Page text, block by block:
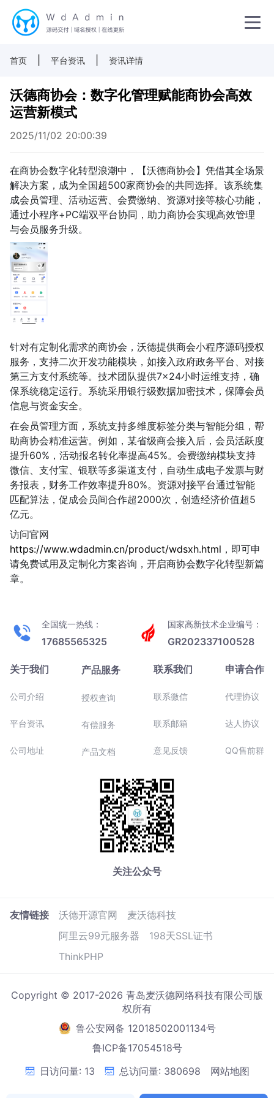
首页 平台资讯 资讯详情
沃德商协会：数字化管理赋能商协会高效
运营新模式
2025/11/02 20:00:39
在商协会数字化转型浪潮中，【沃德商协会】凭借其全场景
解决方案，成为全国超500家商协会的共同选择。该系统集
成会员管理、活动运营、会费缴纳、资源对接等核心功能，
通过小程序+PC端双平台协同，助力商协会实现高效管理
与会员服务升级。
针对有定制化需求的商协会，沃德提供商会小程序源码授权
服务，支持二次开发功能模块，如接入政府政务平台、对接
第三方支付系统等。技术团队提供7×24小时运维支持，确
保系统稳定运行。系统采用银行级数据加密技术，保障会员
信息与资金安全。
在会员管理方面，系统支持多维度标签分类与智能分组，帮
助商协会精准运营。例如，某省级商会接入后，会员活跃度
提升60%，活动报名转化率提高45%。会费缴纳模块支持
微信、支付宝、银联等多渠道支付，自动生成电子发票与财
务报表，财务工作效率提升80%。资源对接平台通过智能
匹配算法，促成会员间合作超2000次，创造经济价值超5
亿元。
访问官网
https://www.wdadmin.cn/product/wdsxh.html ，即可申
请免费试用及定制化方案咨询，开启商协会数字化转型新篇
章。
全国统一热线：
17685565325
国家高新技术企业编号：
GR202337100528
关于我们
公司介绍
平台资讯
公司地址
产品服务
授权查询
有偿服务
产品文档
联系我们
联系微信
联系邮箱
意见反馈
申请合作
代理协议
达人协议
QQ售前群
关注公众号
友情链接 沃德开源官网
麦沃德科技
阿里云99元服务器
198天SSL证书
ThinkPHP
Copyright © 2017-2026 青岛麦沃德网络科技有限公司版
权所有
鲁公安网备 12018502001134号
鲁ICP备17054518号
日访问量: 13
总访问量: 380698 网站地图